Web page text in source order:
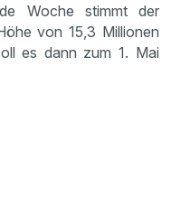
Woche stimmt der
von 15,3 Millionen
es dann zum 1. Mai